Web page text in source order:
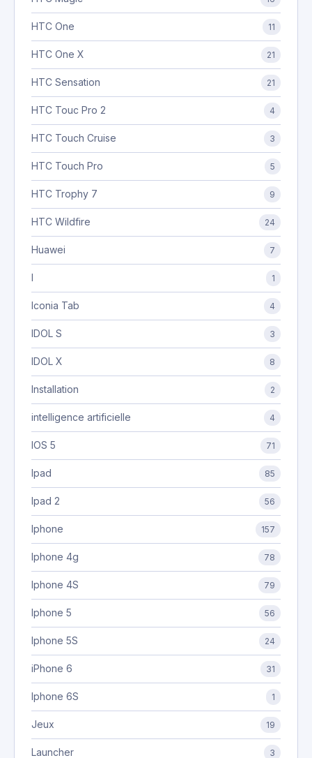
HTC One 11
HTC One X 21
HTC Sensation 21
HTC Touc Pro 2 4
HTC Touch Cruise 3
HTC Touch Pro 5
HTC Trophy 7 9
HTC Wildfire 24
Huawei 7
I 1
Iconia Tab 4
IDOL S 3
IDOL X 8
Installation 2
intelligence artificielle 4
IOS 5 71
Ipad 85
Ipad 2 56
Iphone 157
Iphone 4g 78
Iphone 4S 79
Iphone 5 56
Iphone 5S 24
iPhone 6 31
Iphone 6S 1
Jeux 19
Launcher 3